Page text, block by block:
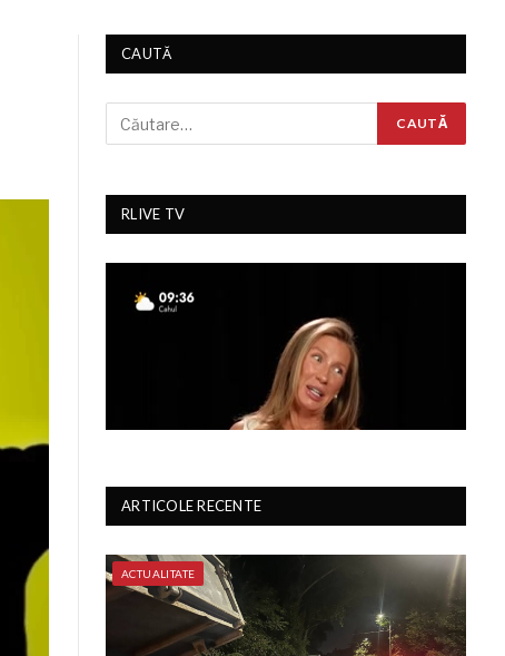
CAUTĂ
RLIVE TV
ARTICOLE RECENTE
ACTUALITATE